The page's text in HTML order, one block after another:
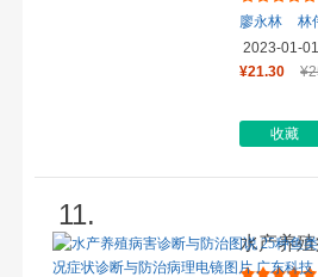
廖永林
林
2023-01-01
¥21.30
收藏
11.
水产养
病14种